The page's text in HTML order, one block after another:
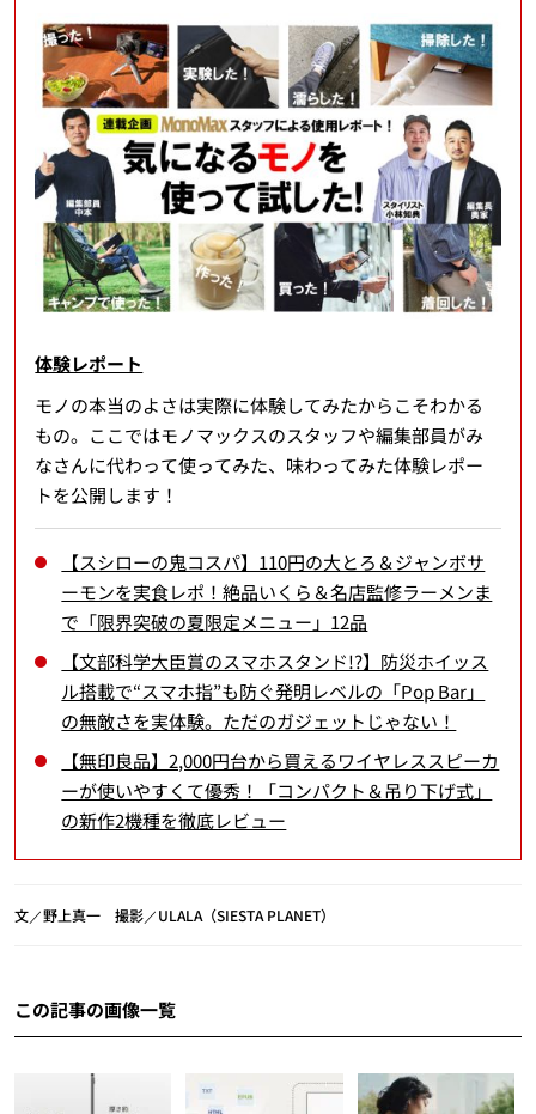
体験レポート
モノの本当のよさは実際に体験してみたからこそわかる
もの。ここではモノマックスのスタッフや編集部員がみ
なさんに代わって使ってみた、味わってみた体験レポー
トを公開します！
【スシローの鬼コスパ】110円の大とろ＆ジャンボサ
ーモンを実食レポ！絶品いくら＆名店監修ラーメンま
で「限界突破の夏限定メニュー」12品
【文部科学大臣賞のスマホスタンド!?】防災ホイッス
ル搭載で“スマホ指”も防ぐ発明レベルの「Pop Bar」
の無敵さを実体験。ただのガジェットじゃない！
【無印良品】2,000円台から買えるワイヤレススピーカ
ーが使いやすくて優秀！「コンパクト＆吊り下げ式」
の新作2機種を徹底レビュー
文／野上真一 撮影／ULALA（SIESTA PLANET）
この記事の画像一覧